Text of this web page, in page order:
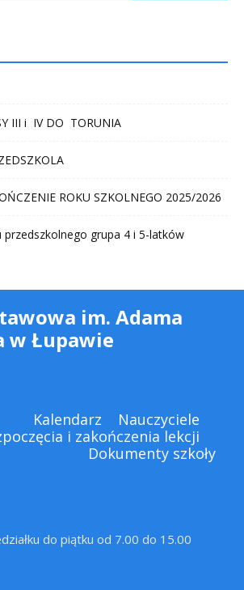
III i IV DO TORUNIA
ROKU SZKOLNEGO 2025/2026
przedszkolnego grupa 4 i 5-latków
im. Adama
w Łupawie
Kalendarz
Nauczyciele
i zakończenia lekcji
Dokumenty szkoły
do piątku od 7.00 do 15.00